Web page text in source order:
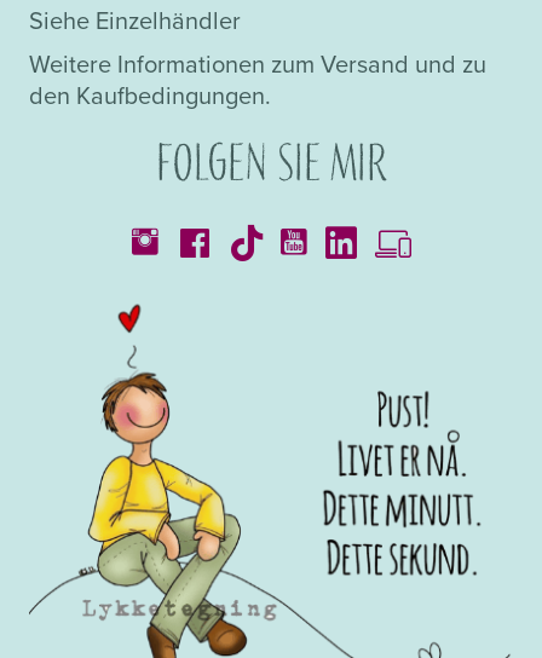
Siehe Einzelhändler
Weitere Informationen zum Versand und zu
den Kaufbedingungen.
Folgen Sie mir
Kataloge